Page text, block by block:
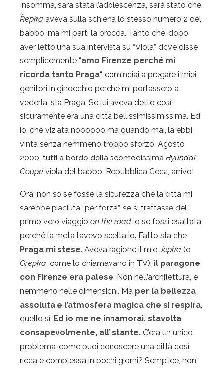
Insomma, sarà stata l’adolescenza, sarà stato che
Řepka aveva sulla schiena lo stesso numero 2 del
babbo, ma mi partì la brocca. Tanto che, dopo
aver letto una sua intervista su “Viola” dove disse
semplicemente “amo Firenze perché mi
ricorda tanto Praga“, cominciai a pregare i miei
genitori in ginocchio perché mi portassero a
vederla, sta Praga. Se lui aveva detto così,
sicuramente era una città bellissimissimissima. Ed
io, che viziata noooooo ma quando mai, la ebbi
vinta senza nemmeno troppo sforzo. Agosto
2000, tutti a bordo della scomodissima Hyundai
Coupé viola del babbo: Repubblica Ceca, arrivo!
Ora, non so se fosse la sicurezza che la città mi
sarebbe piaciuta “per forza”, se si trattasse del
primo vero viaggio on the road, o se fossi esaltata
perché la meta l’avevo scelta io. Fatto sta che
Praga mi stese. Aveva ragione il mioJepka (o
Grepka, come lo chiamavano in TV): il paragone
con Firenze era palese. Non nell’architettura, e
nemmeno nelle dimensioni. Ma per la bellezza
assoluta e l’atmosfera magica che si respira,
quello sì. Ed io me ne innamorai, stavolta
consapevolmente, all’istante. C’era un unico
problema: come puoi conoscere una città così
ricca e complessa in pochi giorni? Semplice, non